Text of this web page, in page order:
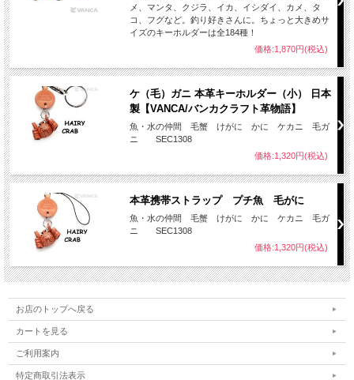
メ、マンタ、クジラ、イカ、イシダイ、カメ、タ
コ、フグなど。釣り好きさんに。ちょっと大きめサ
イズのキーホルダーは全184種！
価格:1,870円(税込)
ケ（毛）ガニ 本革キーホルダー（小） 日本
製【VANCA/バンカクラフト革物語】
魚・水の仲間 毛蟹 けがに かに ケカニ 毛ガ
ニ SEC1308
価格:1,320円(税込)
本革携帯ストラップ プチ魚 毛がに
魚・水の仲間 毛蟹 けがに かに ケカニ 毛ガ
ニ SEC1308
価格:1,320円(税込)
お店のトップへ戻る
カートを見る
ご利用案内
特定商取引法表示